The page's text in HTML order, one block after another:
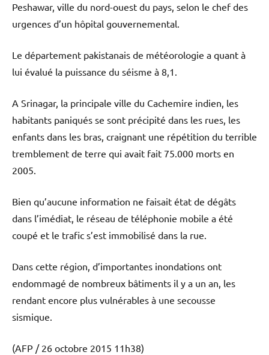
Peshawar, ville du nord-ouest du pays, selon le chef des
urgences d’un hôpital gouvernemental.
Le département pakistanais de météorologie a quant à
lui évalué la puissance du séisme à 8,1.
A Srinagar, la principale ville du Cachemire indien, les
habitants paniqués se sont précipité dans les rues, les
enfants dans les bras, craignant une répétition du terrible
tremblement de terre qui avait fait 75.000 morts en
2005.
Bien qu’aucune information ne faisait état de dégâts
dans l’imédiat, le réseau de téléphonie mobile a été
coupé et le trafic s’est immobilisé dans la rue.
Dans cette région, d’importantes inondations ont
endommagé de nombreux bâtiments il y a un an, les
rendant encore plus vulnérables à une secousse
sismique.
(AFP / 26 octobre 2015 11h38)